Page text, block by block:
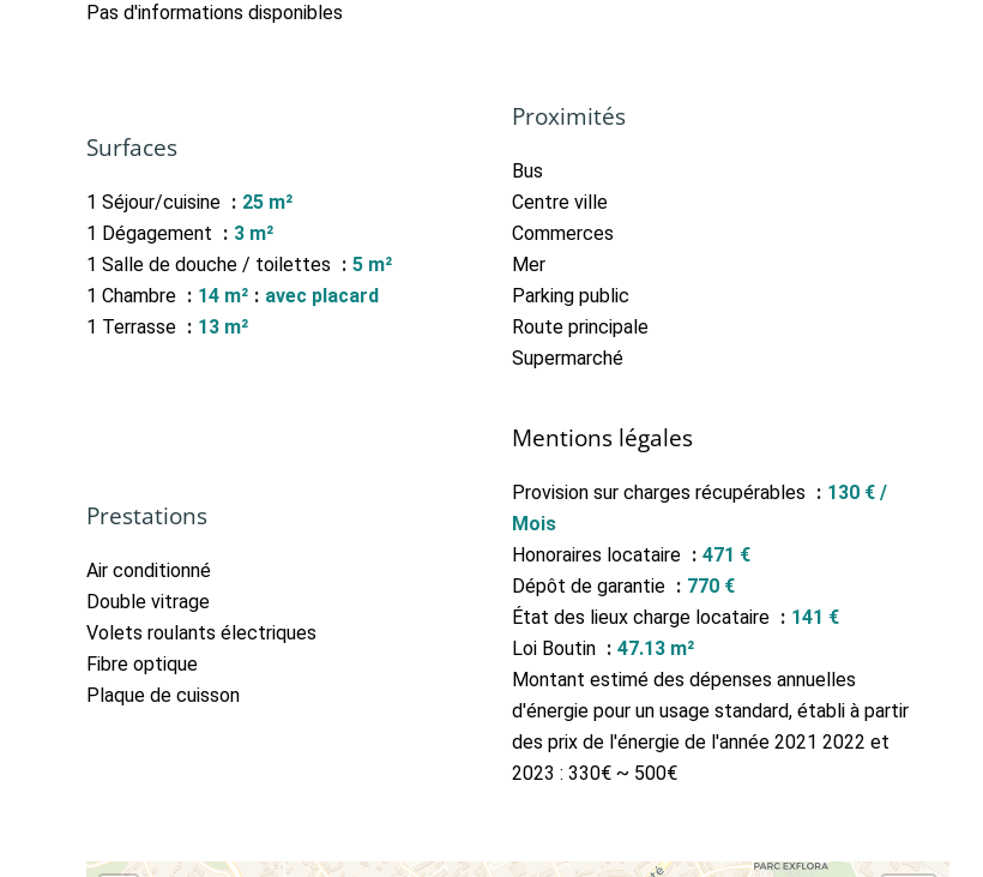
Pas d'informations disponibles
Surfaces
1 Séjour/cuisine
25 m²
1 Dégagement
3 m²
1 Salle de douche / toilettes
5 m²
1 Chambre
14 m²
avec placard
1 Terrasse
13 m²
Proximités
Bus
Centre ville
Commerces
Mer
Parking public
Route principale
Supermarché
Prestations
Air conditionné
Double vitrage
Volets roulants électriques
Fibre optique
Plaque de cuisson
Mentions légales
Provision sur charges récupérables
130 € /
Mois
Honoraires locataire
471 €
Dépôt de garantie
770 €
État des lieux charge locataire
141 €
Loi Boutin
47.13 m²
Montant estimé des dépenses annuelles
d'énergie pour un usage standard, établi à partir
des prix de l'énergie de l'année 2021 2022 et
2023 : 330€ ~ 500€